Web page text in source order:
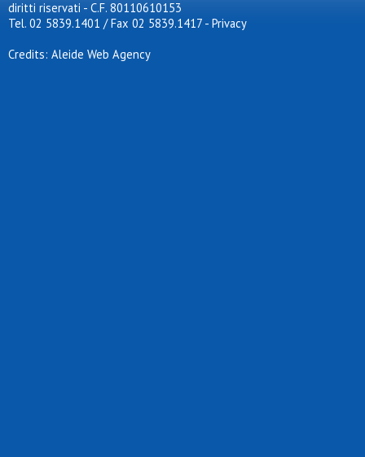
diritti riservati - C.F. 80110610153
Tel. 02 5839.1401 / Fax 02 5839.1417 - Privacy
Credits: Aleide Web Agency